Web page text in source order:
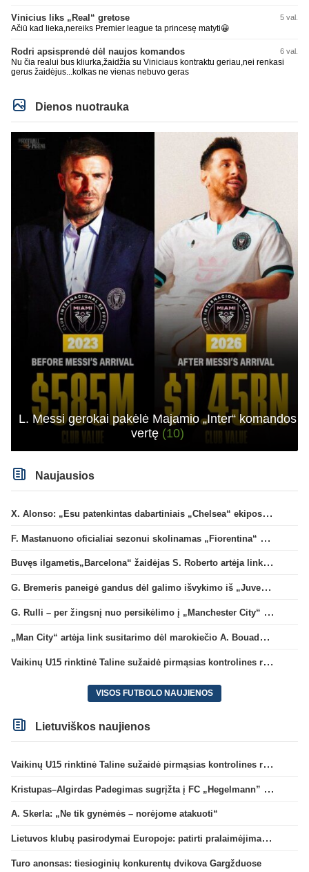
Vinicius liks „Real“ gretose 5 val.
Ačiū kad lieka,nereiks Premier league ta princesę matyti😀
Rodri apsisprendė dėl naujos komandos 6 val.
Nu čia realui bus kliurka,žaidžia su Viniciaus kontraktu geriau,nei renkasi
gerus žaidėjus...kolkas ne vienas nebuvo geras
Dienos nuotrauka
L. Messi gerokai pakėlė Majamio „Inter“ komandos
vertę (10)
Naujausios
X. Alonso: „Esu patenkintas dabartiniais „Chelsea“ ekipos vartininkais“
F. Mastanuono oficialiai sezonui skolinamas „Fiorentina“ ekipai
Buvęs ilgametis„Barcelona“ žaidėjas S. Roberto artėja link persikėlimo į MLS
G. Bremeris paneigė gandus dėl galimo išvykimo iš „Juventus“ klubo
G. Rulli – per žingsnį nuo persikėlimo į „Manchester City“ klubą
„Man City“ artėja link susitarimo dėl marokiečio A. Bouaddi persikėlimo
Vaikinų U15 rinktinė Taline sužaidė pirmąsias kontrolines rungtynes
VISOS FUTBOLO NAUJIENOS
Lietuviškos naujienos
Vaikinų U15 rinktinė Taline sužaidė pirmąsias kontrolines rungtynes
Kristupas–Algirdas Padegimas sugrįžta į FC „Hegelmann” B sudėtį
A. Skerla: „Ne tik gynėmės – norėjome atakuoti“
Lietuvos klubų pasirodymai Europoje: patirti pralaimėjimai Kroatijos atstovams
Turo anonsas: tiesioginių konkurentų dvikova Gargžduose